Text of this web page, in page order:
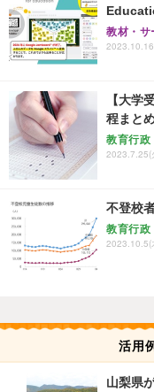
教材・サ
【大学
程まと
教育行政
2023.7.25(
不登校
教育行政
2023.10.5(
活用
山梨県